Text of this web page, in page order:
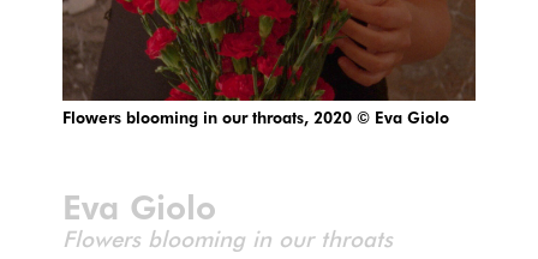
Flowers blooming in our throats, 2020 © Eva Giolo
Eva Giolo
Flowers blooming in our throats